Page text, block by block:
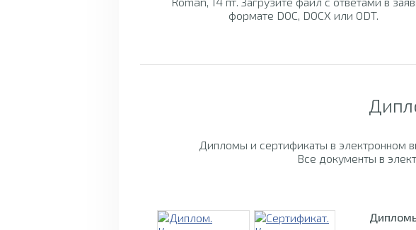
формате DOC, DOCX или ODT.
Дипломы и сертификаты в электронном
Все документы в